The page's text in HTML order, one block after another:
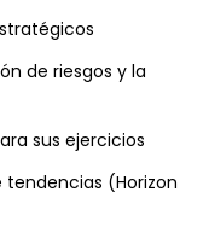
de riesgos y la
sus ejercicios
tendencias (Horizon